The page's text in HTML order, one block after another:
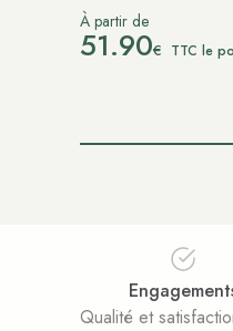
À partir de
51.90€ TTC le
Qualité et